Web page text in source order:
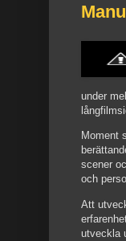
under
Moment
scener
och
Att
utveckla